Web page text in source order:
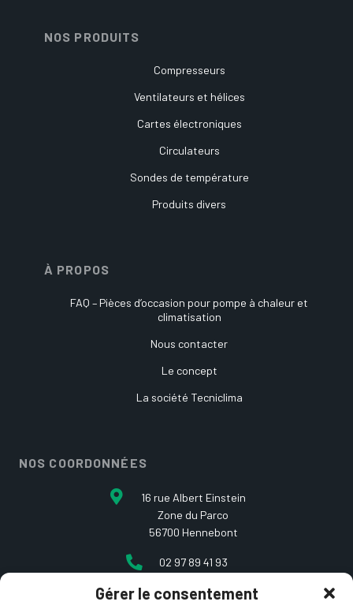
Gérer le consentement
NOS PRODUITS
Compresseurs
Ventilateurs et hélices
Cartes électroniques
Circulateurs
Sondes de température
Produits divers
À PROPOS
FAQ – Pièces d’occasion pour pompe à chaleur et
climatisation
Nous contacter
Le concept
La société Tecniclima
NOS COORDONNÉES
16 rue Albert Einstein
Zone du Parco
56700 Hennebont
02 97 89 41 93
contact@etcarepart.com